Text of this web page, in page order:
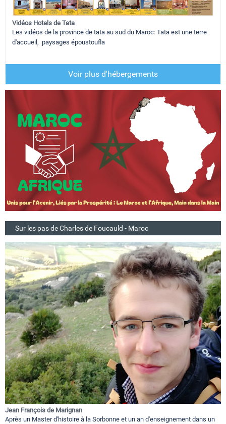
Vidéos Hotels de Tata
Les vidéos de la province de tata au sud du Maroc: Tata est une terre
d'accueil, paysages époustoufla
Voir plus d'hébergements
Sur les pas de Charles de Foucauld - Maroc
Jean François de Marignan
Après un Master d'histoire à la Sorbonne et un an d'enseignement dans un